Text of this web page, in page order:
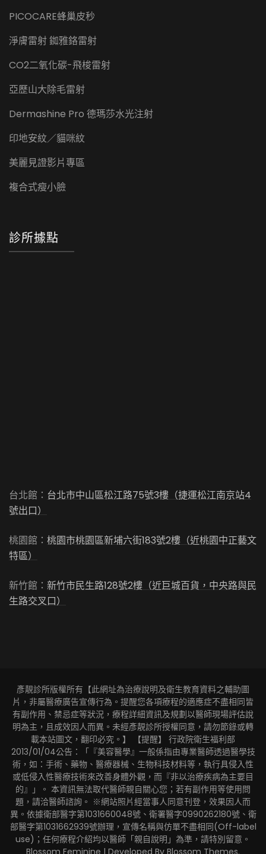
PICOCARE蜂巢皮秒
淨膚雷射 銣雅鉻雷射
CO2二氧化碳-飛梭雷射
亞歷山大除毛雷射
Dermashine Pro 德瑪莎水光注射
印地安紋／貓咪紋
美麗見證影片專區
複合式瘦小臉
診所據點
台北館： 台北市中山區松江路75號3樓（捷運松江南京站4
號出口）
桃園館： 桃園市桃園區新埔六街183號2樓（近桃園中正藝文
特區）
新竹館： 新竹市民生路128號2樓（近巨城百貨，中央路與民
生路交叉口）
彥靚診所版權所有【此網址為治療說明及衛生教育資料之輔助圖
片，非屬醫療廣告宣傳行為。提醒您各項療程的適應症不盡相同皆
有副作用、禁忌症等狀況，療程詳細資訊及規劃以醫師現場評估說
明為主，且成效因人而異。未經彥靚診所授權同意，請勿節錄或轉
載本站圖文，翻印必究。】 【提醒】 行政院衛生福利部
2013/01/04公告：「『美容醫學』一般係指由專業醫師透過醫學技
術，如：手術、藥物、醫療器械、生物科技材料等，執行具侵入性
或低侵入性醫療技術來改善身體外觀，而『非以治療疾病為主要目
的』」。 本資訊無法取代醫師親自關心您；若有副作用等使用問
題，請洽醫師諮詢。 ※網站照片經當事人同意刊登，效果因人而
異。依據衛部醫字第1031660048號、衛署醫字0990262180號、衛
部醫字第1031662939號辦理，宣傳名稱與仿單不盡相同(Off-label
use)；任何療程介紹均以醫師「親自說明」為準，請特別留意。